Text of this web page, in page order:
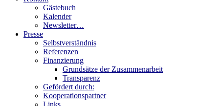
Gästebuch
Kalender
Newsletter…
Presse
Selbstverständnis
Referenzen
Finanzierung
Grundsätze der Zusammenarbeit
Transparenz
Gefördert durch:
Kooperationspartner
Links